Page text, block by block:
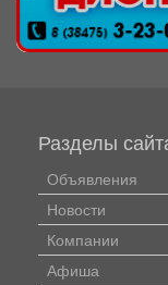
Разделы
Объявления
Новости
Компании
Афиша